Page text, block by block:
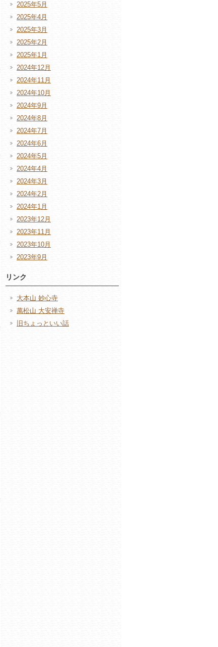
2025年5月
2025年4月
2025年3月
2025年2月
2025年1月
2024年12月
2024年11月
2024年10月
2024年9月
2024年8月
2024年7月
2024年6月
2024年5月
2024年4月
2024年3月
2024年2月
2024年1月
2023年12月
2023年11月
2023年10月
2023年9月
リンク
大本山 妙心寺
萬松山 大安禅寺
旧ちょっといい話